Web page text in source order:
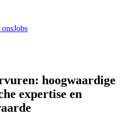
Jobs
hoogwaardige
expertise en